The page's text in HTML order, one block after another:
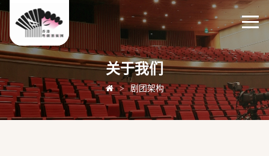
关于我们
> 剧团架构